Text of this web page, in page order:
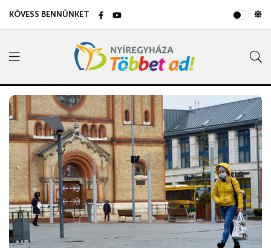
KÖVESS BENNÜNKET